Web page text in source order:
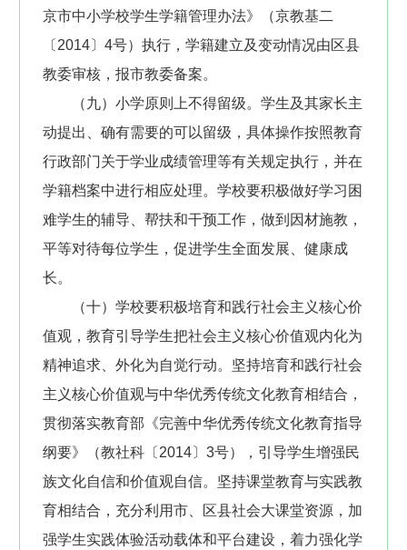
京市中小学校学生学籍管理办法》（京教基二
〔2014〕4号）执行，学籍建立及变动情况由区县
教委审核，报市教委备案。
（九）小学原则上不得留级。学生及其家长主
动提出、确有需要的可以留级，具体操作按照教育
行政部门关于学业成绩管理等有关规定执行，并在
学籍档案中进行相应处理。学校要积极做好学习困
难学生的辅导、帮扶和干预工作，做到因材施教，
平等对待每位学生，促进学生全面发展、健康成
长。
（十）学校要积极培育和践行社会主义核心价
值观，教育引导学生把社会主义核心价值观内化为
精神追求、外化为自觉行动。坚持培育和践行社会
主义核心价值观与中华优秀传统文化教育相结合，
贯彻落实教育部《完善中华优秀传统文化教育指导
纲要》（教社科〔2014〕3号），引导学生增强民
族文化自信和价值观自信。坚持课堂教育与实践教
育相结合，充分利用市、区县社会大课堂资源，加
强学生实践体验活动载体和平台建设，着力强化学